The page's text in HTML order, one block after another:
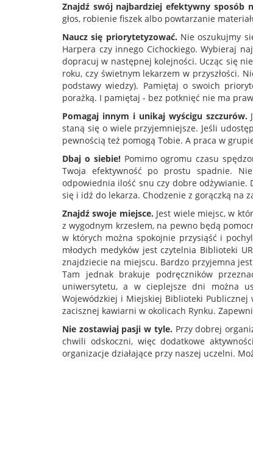
Znajdź swój najbardziej efektywny sposób
głos, robienie fiszek albo powtarzanie
Naucz się priorytetyzować. Nie oszukujmy
Harpera czy innego Cichockiego. Wybieraj
dopracuj w następnej kolejności. Ucząc się
roku, czy świetnym lekarzem w przyszłości.
podstawy wiedzy). Pamiętaj o swoich
porażką. I pamiętaj - bez potknięć nie ma
Pomagaj innym i unikaj wyścigu szczurów.
staną się o wiele przyjemniejsze. Jeśli
pewnością też pomogą Tobie. A praca w
Dbaj o siebie! Pomimo ogromu czasu
Twoja efektywność po prostu spadnie.
odpowiednia ilość snu czy dobre odżywianie.
się i idź do lekarza. Chodzenie z gorączką na
Znajdź swoje miejsce. Jest wiele miejsc, w
z wygodnym krzesłem, na pewno będą
w których można spokojnie przysiąść i
młodych medyków jest czytelnia Biblioteki
znajdziecie na miejscu. Bardzo przyjemna
Tam jednak brakuje podręczników
uniwersytetu, a w cieplejsze dni można
Wojewódzkiej i Miejskiej Biblioteki Publicznej
zacisznej kawiarni w okolicach Rynku.
Nie zostawiaj pasji w tyle. Przy dobrej
chwili odskoczni, więc dodatkowe
organizacje działające przy naszej uczelni.